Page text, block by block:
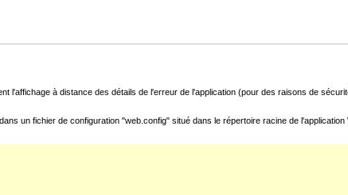
à distance des détails de l'erreur de l'application (pour des raisons de
un fichier de configuration "web.config" situé dans le répertoire racine de